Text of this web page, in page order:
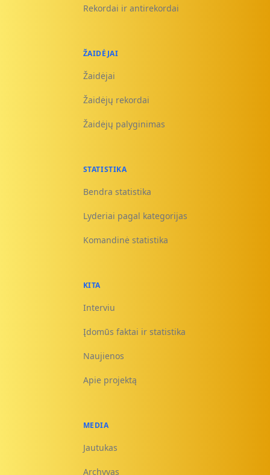
Rekordai ir antirekordai
ŽAIDĖJAI
Žaidėjai
Žaidėjų rekordai
Žaidėjų palyginimas
STATISTIKA
Bendra statistika
Lyderiai pagal kategorijas
Komandinė statistika
KITA
Interviu
Įdomūs faktai ir statistika
Naujienos
Apie projektą
MEDIA
Jautukas
Archyvas